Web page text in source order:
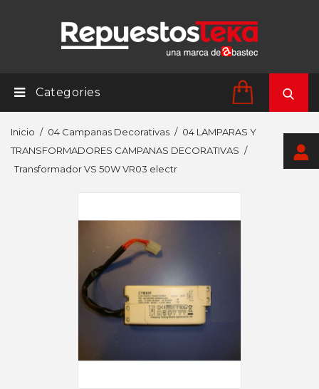
Categories
Inicio 04 Campanas Decorativas
04 LAMPARAS Y
TRANSFORMADORES CAMPANAS DECORATIVAS
Transformador VS 50W VR03 electr